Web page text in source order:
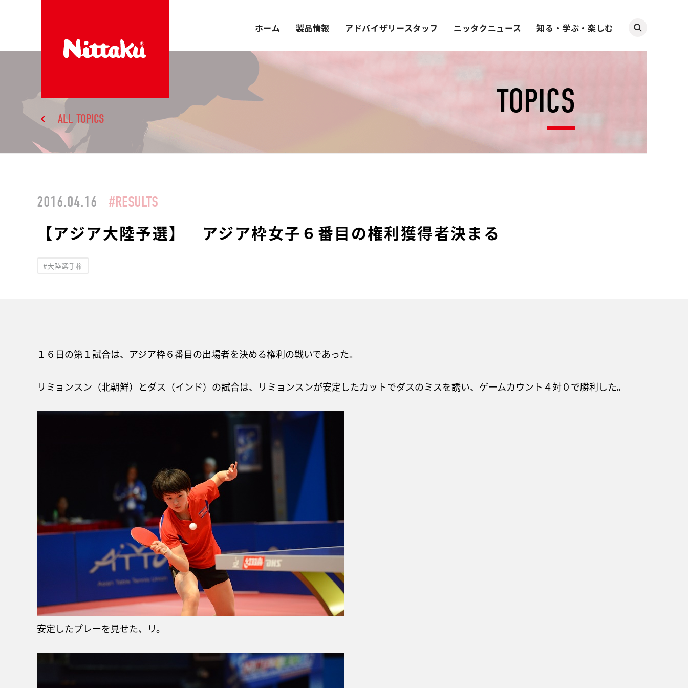
ホーム 製品情報 アドバイザリースタッフ ニッタクニュース 知る・学ぶ・楽しむ
TOPICS
ALL TOPICS
2016.04.16 #RESULTS
【アジア大陸予選】 アジア枠女子６番目の権利獲得者決まる
#大陸選手権
１６日の第１試合は、アジア枠６番目の出場者を決める権利の戦いであった。
リミョンスン（北朝鮮）とダス（インド）の試合は、リミョンスンが安定したカットでダスのミスを誘い、ゲームカウント４対０で勝利した。
安定したプレーを見せた、リ。